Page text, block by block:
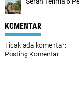
Serah Terima 6
KOMENTAR
Tidak ada komentar:
Posting Komentar